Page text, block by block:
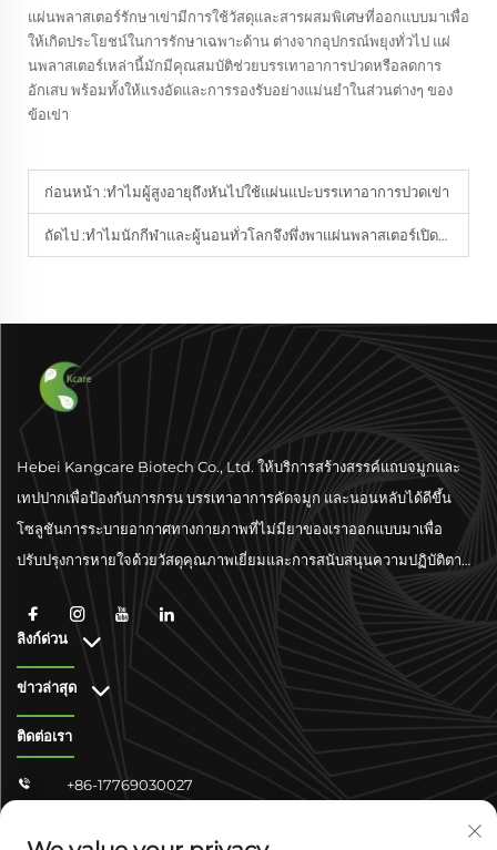
แผ่นพลาสเตอร์รักษาเข่ามีการใช้วัสดุและสารผสมพิเศษที่ออกแบบมาเพื่อ
ให้เกิดประโยชน์ในการรักษาเฉพาะด้าน ต่างจากอุปกรณ์พยุงทั่วไป แผ่
นพลาสเตอร์เหล่านี้มักมีคุณสมบัติช่วยบรรเทาอาการปวดหรือลดการ
อักเสบ พร้อมทั้งให้แรงอัดและการรองรับอย่างแม่นยำในส่วนต่างๆ ของ
ข้อเข่า
ก่อนหน้า :ทำไมผู้สูงอายุถึงหันไปใช้แผ่นแปะบรรเทาอาการปวดเข่า
ถัดไป :ทำไมนักกีฬาและผู้นอนทั่วโลกจึงพึ่งพาแผ่นพลาสเตอร์เปิดทางเดินหายใจ?
Hebei Kangcare Biotech Co., Ltd. ให้บริการสร้างสรรค์แถบจมูกและ
เทปปากเพื่อป้องกันการกรน บรรเทาอาการคัดจมูก และนอนหลับได้ดีขึ้น
โซลูชันการระบายอากาศทางกายภาพที่ไม่มียาของเราออกแบบมาเพื่อ
ปรับปรุงการหายใจด้วยวัสดุคุณภาพเยี่ยมและการสนับสนุนความปฏิบัติตาม
ลิงก์ด่วน
ข่าวล่าสุด
ติดต่อเรา
 +86-17769030027